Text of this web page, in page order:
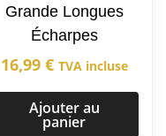
Grande Longues
Écharpes
16,99 € TVA incluse
Ajouter au
panier